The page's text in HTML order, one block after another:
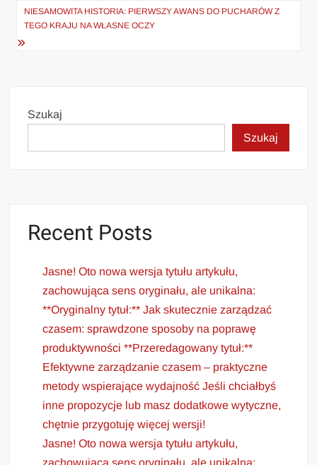
NIESAMOWITA HISTORIA: PIERWSZY AWANS DO PUCHARÓW Z
TEGO KRAJU NA WŁASNE OCZY
Szukaj
Szukaj
Recent Posts
Jasne! Oto nowa wersja tytułu artykułu,
zachowująca sens oryginału, ale unikalna:
**Oryginalny tytuł:** Jak skutecznie zarządzać
czasem: sprawdzone sposoby na poprawę
produktywności **Przeredagowany tytuł:**
Efektywne zarządzanie czasem – praktyczne
metody wspierające wydajność Jeśli chciałbyś
inne propozycje lub masz dodatkowe wytyczne,
chętnie przygotuję więcej wersji!
Jasne! Oto nowa wersja tytułu artykułu,
zachowująca sens oryginału, ale unikalna: